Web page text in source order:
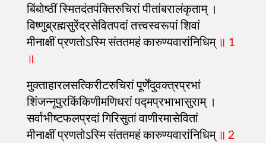
बिंबोष्ठीं स्मितदंतपंक्तिरुचिरां पीतांबरालंकृताम् ।
विष्णुब्रह्मसुरेंद्रसेवितपदां तत्त्वस्वरूपां शिवां
मीनाक्षीं प्रणतोऽस्मि संततमहं कारुण्यवारांनिधिम् ॥ 1
॥
मुक्ताहारलसत्किरीटरुचिरां पूर्णेंदुवक्त्रप्रभां
शिंजन्नूपुरकिंकिणीमणिधरां पद्मप्रभाभासुराम् ।
सर्वाभीष्टफलप्रदां गिरिसुतां वाणीरमासेवितां
मीनाक्षीं प्रणतोऽस्मि संततमहं कारुण्यवारांनिधिम् ॥ 2